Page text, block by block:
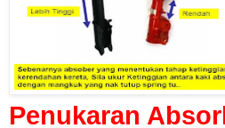
Penukaran